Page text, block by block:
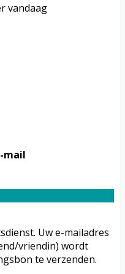
vandaag
mail
Uw e-mailadres
vriendin) wordt
te verzenden.